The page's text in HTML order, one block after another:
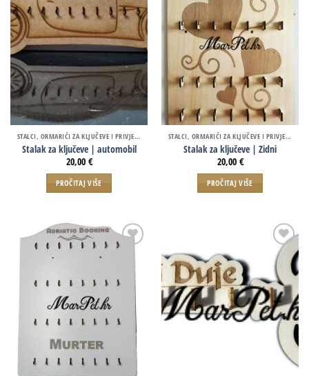
STALCI, ORMARIĆI ZA KLJUČEVE I PRIVJESCI
Stalak za ključeve | automobil
20,00 €
PROČITAJ VIŠE
STALCI, ORMARIĆI ZA KLJUČEVE I PRIVJESCI
Stalak za ključeve | Zidni
20,00 €
PROČITAJ VIŠE